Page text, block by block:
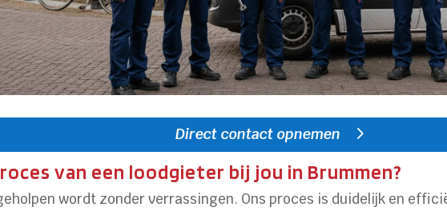
Direct contact opnemen
van een loodgieter bij jou in Brummen?
wordt zonder verrassingen. Ons proces is duidelijk en